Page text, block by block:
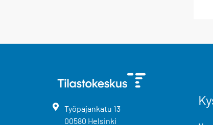
Työpajankatu 13
00580 Helsinki